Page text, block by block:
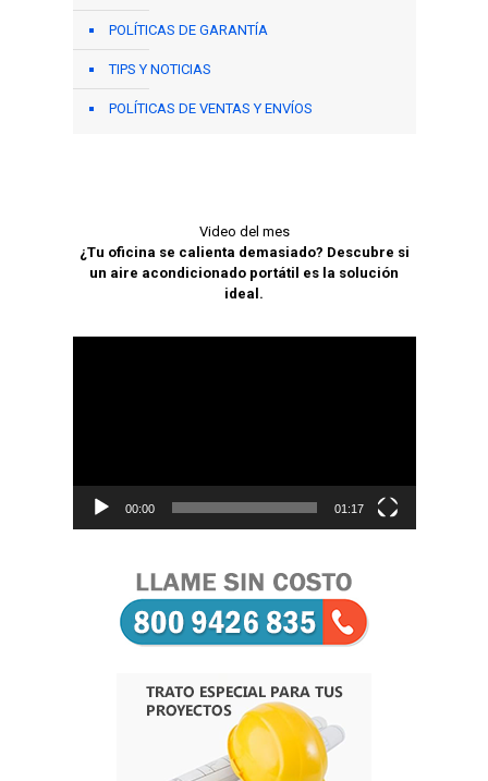
POLÍTICAS DE GARANTÍA
TIPS Y NOTICIAS
POLÍTICAS DE VENTAS Y ENVÍOS
Video del mes
¿Tu oficina se calienta demasiado? Descubre si
un aire acondicionado portátil es la solución
ideal.
00:00 01:17